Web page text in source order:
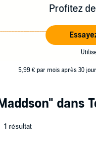
Profitez
5,99 € par mois après 30
dans
1 résultat